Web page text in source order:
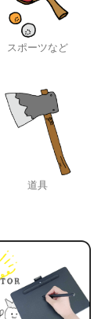
スポーツなど
道具